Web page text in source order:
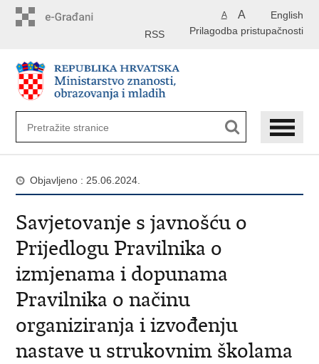
English
A A
Prilagodba pristupačnosti
RSS
Objavljeno : 25.06.2024.
Savjetovanje s javnošću o
Prijedlogu Pravilnika o
izmjenama i dopunama
Pravilnika o načinu
organiziranja i izvođenju
nastave u strukovnim školama